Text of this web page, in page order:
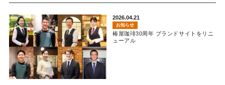
2026.04.21
お知らせ
椿屋珈琲30周年 ブランドサイトをリニ
ューアル